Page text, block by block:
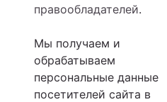
правообладателей.
Мы получаем и
обрабатываем
персональные данные
посетителей сайта в